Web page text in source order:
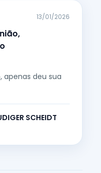
13/01/2026
apenas deu sua
SCHEIDT